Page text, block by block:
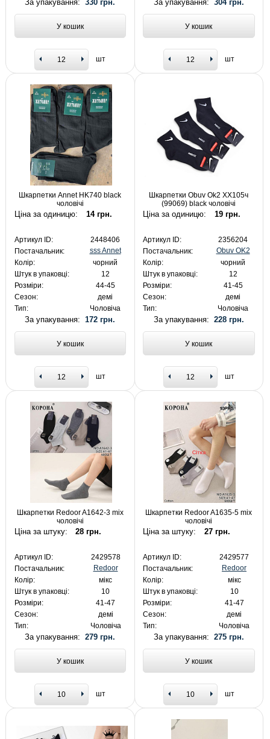
За упакування:330 грн.
У кошик
шт
За упакування: 304 грн.
У кошик
шт
Шкарпетки Annet HK740 black
чоловічі
Ціна за одиницю: 14 грн.
Артикул ID:
2448406
Постачальник:
sss Annet
Колір:
чорний
Штук в упаковці:
12
Розміри:
44-45
Сезон:
демі
Тип:
Чоловіча
За упакування:172 грн.
У кошик
шт
Шкарпетки Obuv Ok2 XX105ч
(99069) black чоловічі
Ціна за одиницю: 19 грн.
Артикул ID:
2356204
Постачальник:
Obuv OK2
Колір:
чорний
Штук в упаковці:
12
Розміри:
41-45
Сезон:
демі
Тип:
Чоловіча
За упакування: 228 грн.
У кошик
шт
Шкарпетки Redoor A1642-3 mix
чоловічі
Ціна за штуку: 28 грн.
Артикул ID:
2429578
Постачальник:
Redoor
Колір:
мікс
Штук в упаковці:
10
Розміри:
41-47
Сезон:
демі
Тип:
Чоловіча
За упакування:279 грн.
У кошик
шт
Шкарпетки Redoor A1635-5 mix
чоловічі
Ціна за штуку: 27 грн.
Артикул ID:
2429577
Постачальник:
Redoor
Колір:
мікс
Штук в упаковці:
10
Розміри:
41-47
Сезон:
демі
Тип:
Чоловіча
За упакування: 275 грн.
У кошик
шт